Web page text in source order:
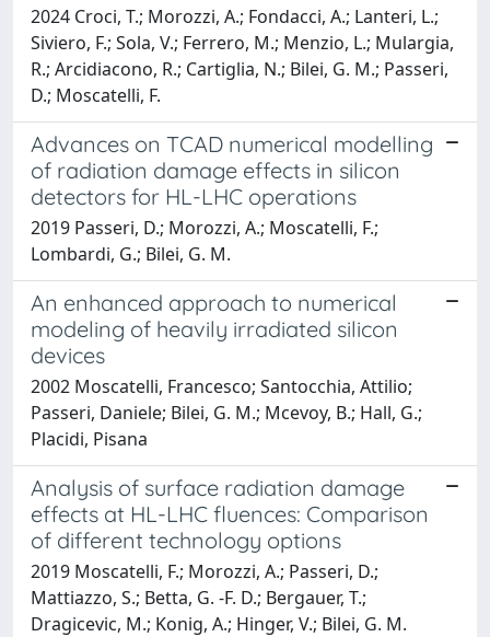
2024 Croci, T.; Morozzi, A.; Fondacci, A.; Lanteri, L.;
Siviero, F.; Sola, V.; Ferrero, M.; Menzio, L.; Mulargia,
R.; Arcidiacono, R.; Cartiglia, N.; Bilei, G. M.; Passeri,
D.; Moscatelli, F.
Advances on TCAD numerical modelling
of radiation damage effects in silicon
detectors for HL-LHC operations
2019 Passeri, D.; Morozzi, A.; Moscatelli, F.;
Lombardi, G.; Bilei, G. M.
An enhanced approach to numerical
modeling of heavily irradiated silicon
devices
2002 Moscatelli, Francesco; Santocchia, Attilio;
Passeri, Daniele; Bilei, G. M.; Mcevoy, B.; Hall, G.;
Placidi, Pisana
Analysis of surface radiation damage
effects at HL-LHC fluences: Comparison
of different technology options
2019 Moscatelli, F.; Morozzi, A.; Passeri, D.;
Mattiazzo, S.; Betta, G. -F. D.; Bergauer, T.;
Dragicevic, M.; Konig, A.; Hinger, V.; Bilei, G. M.